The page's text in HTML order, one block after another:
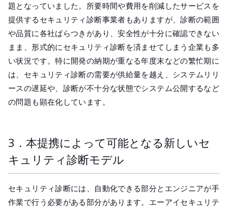
題となっていました。所要時間や費用を削減したサービスを
提供するセキュリティ診断事業者もありますが、診断の範囲
や品質に各社ばらつきがあり、安全性が十分に確認できない
まま、形式的にセキュリティ診断を済ませてしまう企業も多
い状況です。特に開発の納期が重なる年度末などの繁忙期に
は、セキュリティ診断の需要が供給量を越え、システムリリ
ースの遅延や、診断が不十分な状態でシステム公開するなど
の問題も顕在化しています。
3．本提携によって可能となる新しいセ
キュリティ診断モデル
セキュリティ診断には、自動化できる部分とエンジニアが手
作業で行う必要がある部分があります。エーアイセキュリテ